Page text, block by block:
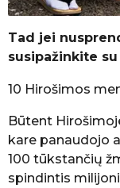
Tad jei
susipažinkite
10 Hirošimos
Būtent
kare panaudojo
100 tūkstančių
spindintis